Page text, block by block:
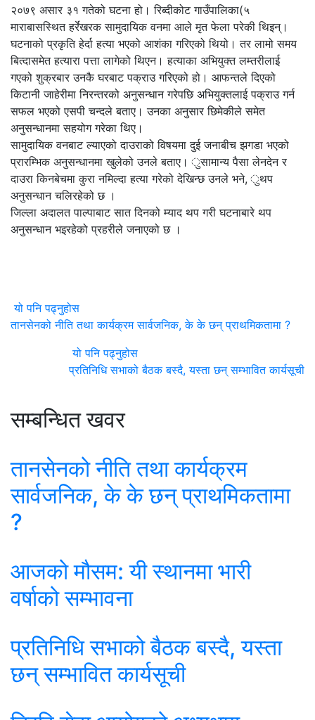
२०७९ असार ३१ गतेको घटना हो। रिब्दीकोट गाउँपालिका(५
माराबासस्थित हर्रेखरक सामुदायिक वनमा आले मृत फेला परेकी थिइन्।
घटनाको प्रकृति हेर्दा हत्या भएको आशंका गरिएको थियो। तर लामो समय
बित्दासमेत हत्यारा पत्ता लागेको थिएन। हत्याका अभियुक्त लम्तरीलाई
गएको शुक्रबार उनकै घरबाट पक्राउ गरिएको हो। आफन्तले दिएको
किटानी जाहेरीमा निरन्तरको अनुसन्धान गरेपछि अभियुक्तलाई पक्राउ गर्न
सफल भएको एसपी चन्दले बताए। उनका अनुसार छिमेकीले समेत
अनुसन्धानमा सहयोग गरेका थिए।
सामुदायिक वनबाट ल्याएको दाउराको विषयमा दुई जनाबीच झगडा भएको
प्रारम्भिक अनुसन्धानमा खुलेको उनले बताए। ुसामान्य पैसा लेनदेन र
दाउरा किनबेचमा कुरा नमिल्दा हत्या गरेको देखिन्छ उनले भने, ुथप
अनुसन्धान चलिरहेको छ ।
जिल्ला अदालत पाल्पाबाट सात दिनको म्याद थप गरी घटनाबारे थप
अनुसन्धान भइरहेको प्रहरीले जनाएको छ ।
यो पनि पढ्नुहोस
तानसेनको नीति तथा कार्यक्रम सार्वजनिक, के के छन् प्राथमिकतामा ?
यो पनि पढ्नुहोस
प्रतिनिधि सभाको बैठक बस्दै, यस्ता छन् सम्भावित कार्यसूची
सम्बन्धित खवर
तानसेनको नीति तथा कार्यक्रम
सार्वजनिक, के के छन् प्राथमिकतामा
?
आजको मौसम: यी स्थानमा भारी
वर्षाको सम्भावना
प्रतिनिधि सभाको बैठक बस्दै, यस्ता
छन् सम्भावित कार्यसूची